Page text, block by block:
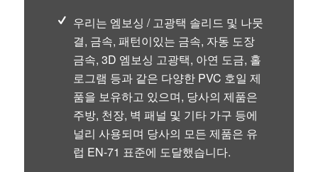
우리는 엠보싱 / 고광택 솔리드 및 나뭇
결, 금속, 패턴이있는 금속, 자동 도장
금속, 3D 엠보싱 고광택, 아연 도금, 홀
로그램 등과 같은 다양한 PVC 호일 제
품을 보유하고 있으며, 당사의 제품은
주방, 천장, 벽 패널 및 기타 가구 등에
널리 사용되며 당사의 모든 제품은 유
럽 EN-71 표준에 도달했습니다.